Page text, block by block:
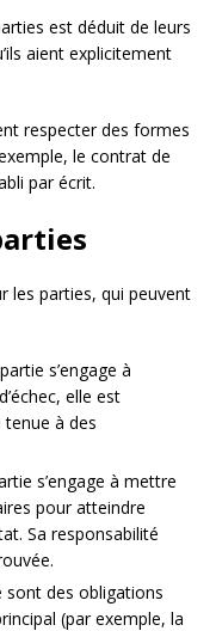
est déduit de leurs
aient explicitement
respecter des formes
le contrat de
par écrit.
les parties, qui peuvent
s’engage à
elle est
à des
s’engage à mettre
pour atteindre
Sa responsabilité
sont des obligations
(par exemple, la